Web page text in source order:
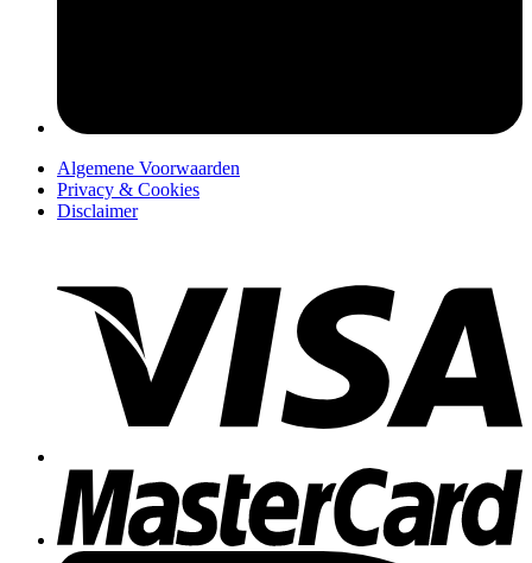
Algemene Voorwaarden
Privacy & Cookies
Disclaimer